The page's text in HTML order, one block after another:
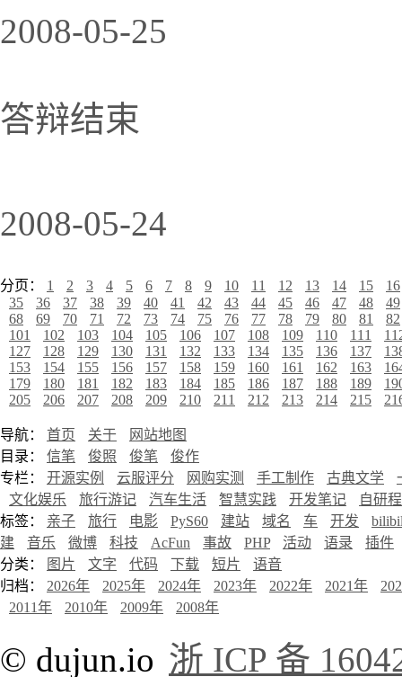
2008-05-25
答辩结束
2008-05-24
分页： 1 2 3 4 5 6 7 8 9 10 11 12 13 14 15
16
35
36 37 38 39 40 41 42 43 44 45 46 47 48
49
68
69 70 71 72 73 74 75 76 77 78 79 80 81
82
101
102 103 104 105 106 107 108 109 110 111
127
128 129 130 131 132 133 134 135 136 137
153
154 155 156 157 158 159 160 161 162 163
179
180 181 182 183 184 185 186 187 188 189
205
206 207 208 209 210 211 212 213 214 215
导航： 首页 关于
网站地图
目录： 信笔 俊照 俊笔
俊作
专栏： 开源实例 云服评分 网购实测 手工制作 古典文学
文化娱乐
旅行游记 汽车生活 智慧实践 开发笔记
自研
标签： 亲子 旅行 电影 PyS60 建站 域名 车 开发
建
音乐 微博 科技 AcFun 事故 PHP 活动 语录
插件
分类：
图片 文字 代码 下载 短片
语音
归档： 2026年 2025年 2024年 2023年 2022年 2021年
2011年
2010年 2009年 2008年
© dujun.io 浙 ICP 备